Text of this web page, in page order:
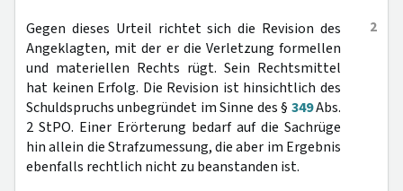
2
Gegen dieses Urteil richtet sich die Revision des
Angeklagten, mit der er die Verletzung formellen
und materiellen Rechts rügt. Sein Rechtsmittel
hat keinen Erfolg. Die Revision ist hinsichtlich des
Schuldspruchs unbegründet im Sinne des § 349Abs.
2 StPO. Einer Erörterung bedarf auf die Sachrüge
hin allein die Strafzumessung, die aber im Ergebnis
ebenfalls rechtlich nicht zu beanstanden ist.